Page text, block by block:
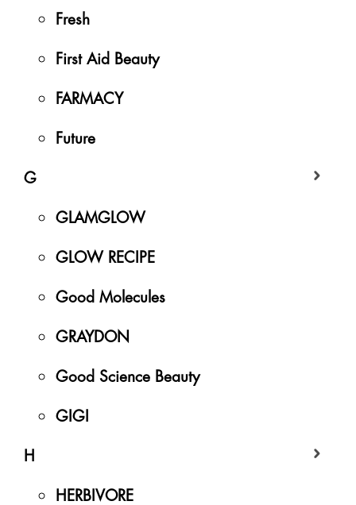
Fresh
First Aid Beauty
FARMACY
Future
G
GLAMGLOW
GLOW RECIPE
Good Molecules
GRAYDON
Good Science Beauty
GIGI
H
HERBIVORE